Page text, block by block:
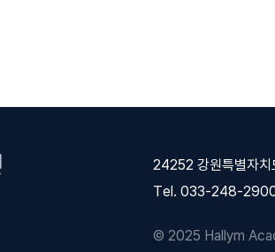
24252 강원특별자치
Tel. 033-248-
© 2025 Hallym